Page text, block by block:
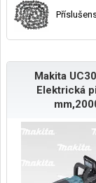
Makita
Elektrická